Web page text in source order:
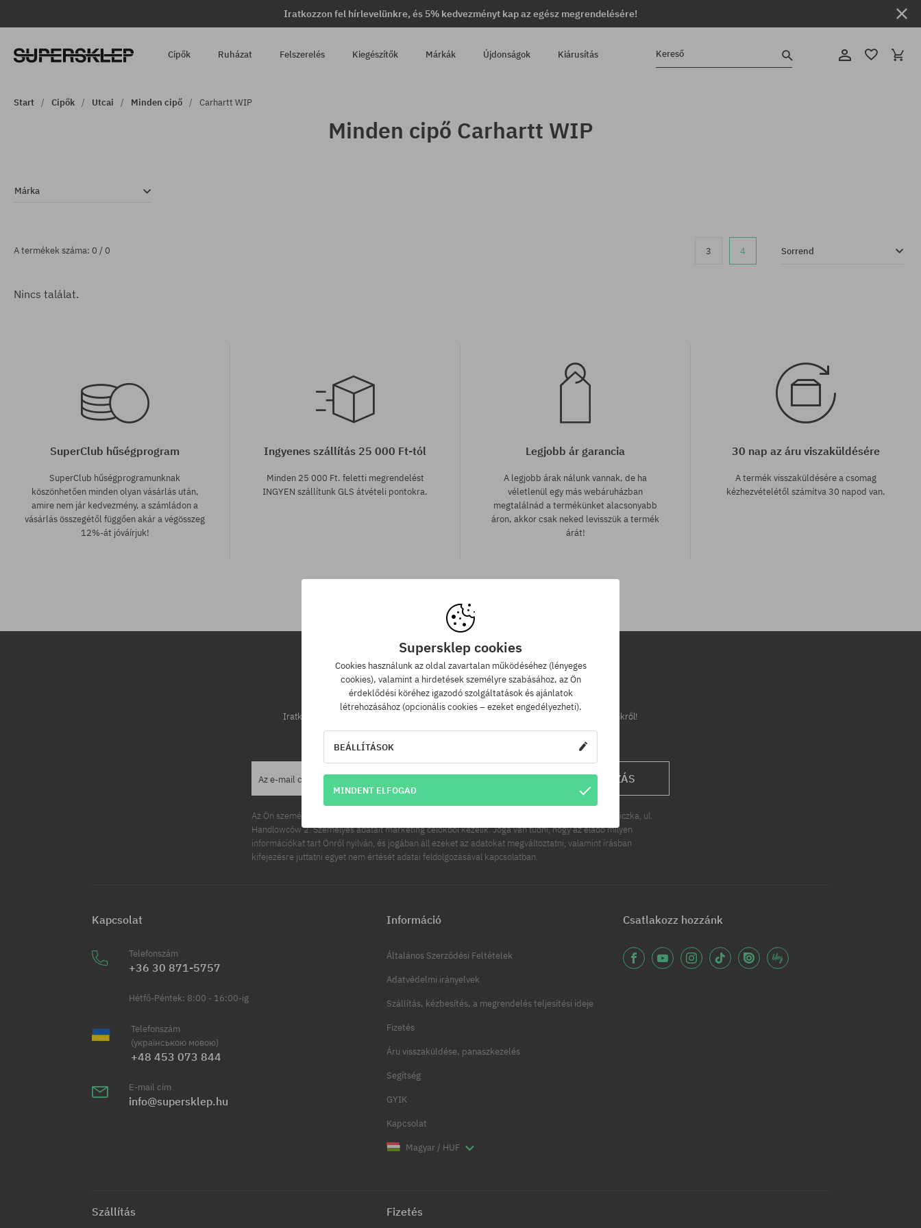
Iratkozzon fel hírlevelünkre, és 5% kedvezményt kap az egész megrendelésére!
Cipők Ruházat Felszerelés Kiegészítők Márkák Újdonságok Kiárusítás Kereső
Start Cipők Utcai Minden cipő Carhartt WIP
Minden cipő Carhartt WIP
Márka
A termékek száma: 0 / 0 3 4 Sorrend
Nincs találat.
SuperClub hűségprogram
SuperClub hűségprogramunknak
köszönhetően minden olyan vásárlás után,
amire nem jár kedvezmény, a számládon a
vásárlás összegétől függően akár a végösszeg
12%-át jóváírjuk!
Ingyenes szállítás 25 000 Ft-tól
Minden 25 000 Ft. feletti megrendelést
INGYEN szállítunk GLS átvételi pontokra.
Legjobb ár garancia
A legjobb árak nálunk vannak, de ha
véletlenül egy más webáruházban
megtalálnád a termékünket alacsonyabb
áron, akkor csak neked levisszük a termék
árát!
30 nap az áru viszaküldésére
A termék visszaküldésére a csomag
kézhezvételétől számítva 30 napod van.
Hírlevél
Iratkozz fel hírlevelünkre és értesülj az elsők között új termékeinkről és kedvezményeinkről!
Ráadásul kapsz egy -5% kedvezménykódot az egész rendelésedre!
Az e-mail címed FELIRATKOZÁS
Az Ön személyes adatainak kezelője a COOL SPORT DISTRIBUTION SP Z O O, székhelye: Modlniczka, ul.
Handlowców 2. Személyes adatait marketing célokból kezelik. Joga van tudni, hogy az eladó milyen
információkat tart Önről nyilván, és jogában áll ezeket az adatokat megváltoztatni, valamint írásban
kifejezésre juttatni egyet nem értését adatai feldolgozásával kapcsolatban.
Kapcsolat
Telefonszám
+36 30 871-5757
Hétfő-Péntek: 8:00 - 16:00-ig
Telefonszám
(українською мовою)
+48 453 073 844
E-mail cím
info@supersklep.hu
Információ
Általános Szerződési Feltételek
Adatvédelmi irányelvek
Szállítás, kézbesítés, a megrendelés teljesítési ideje
Fizetés
Áru visszaküldése, panaszkezelés
Segítség
GYIK
Kapcsolat
Magyar / HUF
Csatlakozz hozzánk
Szállítás Fizetés
Supersklep cookies
Cookies használunk az oldal zavartalan működéséhez (lényeges
cookies), valamint a hirdetések személyre szabásához, az Ön
érdeklődési köréhez igazodó szolgáltatások és ajánlatok
létrehozásához (opcionális cookies – ezeket engedélyezheti).
BEÁLLÍTÁSOK
MINDENT ELFOGAD